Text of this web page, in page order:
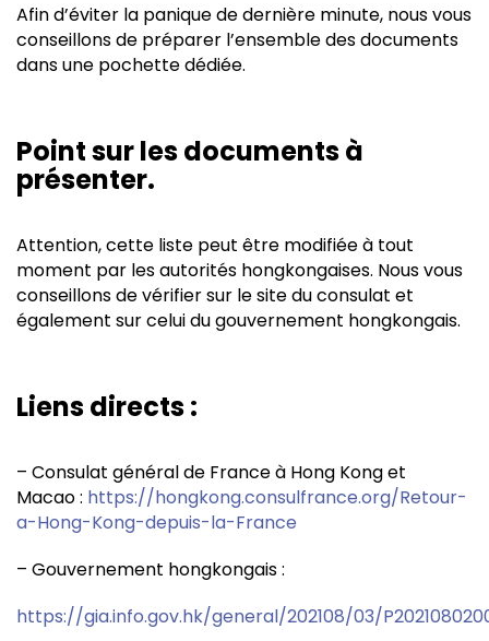
Afin d’éviter la panique de dernière minute, nous vous
conseillons de préparer l’ensemble des documents
dans une pochette dédiée.
Point sur les documents à
présenter.
Attention, cette liste peut être modifiée à tout
moment par les autorités hongkongaises. Nous vous
conseillons de vérifier sur le site du consulat et
également sur celui du gouvernement hongkongais.
Liens directs :
– Consulat général de France à Hong Kong et
Macao : https://hongkong.consulfrance.org/Retour-
a-Hong-Kong-depuis-la-France
– Gouvernement hongkongais :
https://gia.info.gov.hk/general/202108/03/